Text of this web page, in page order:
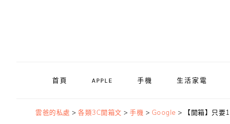
首頁 APPLE 手機 生活家電
雲爸的私處 > 各類3C開箱文 > 手機 > Google > 【開箱】只